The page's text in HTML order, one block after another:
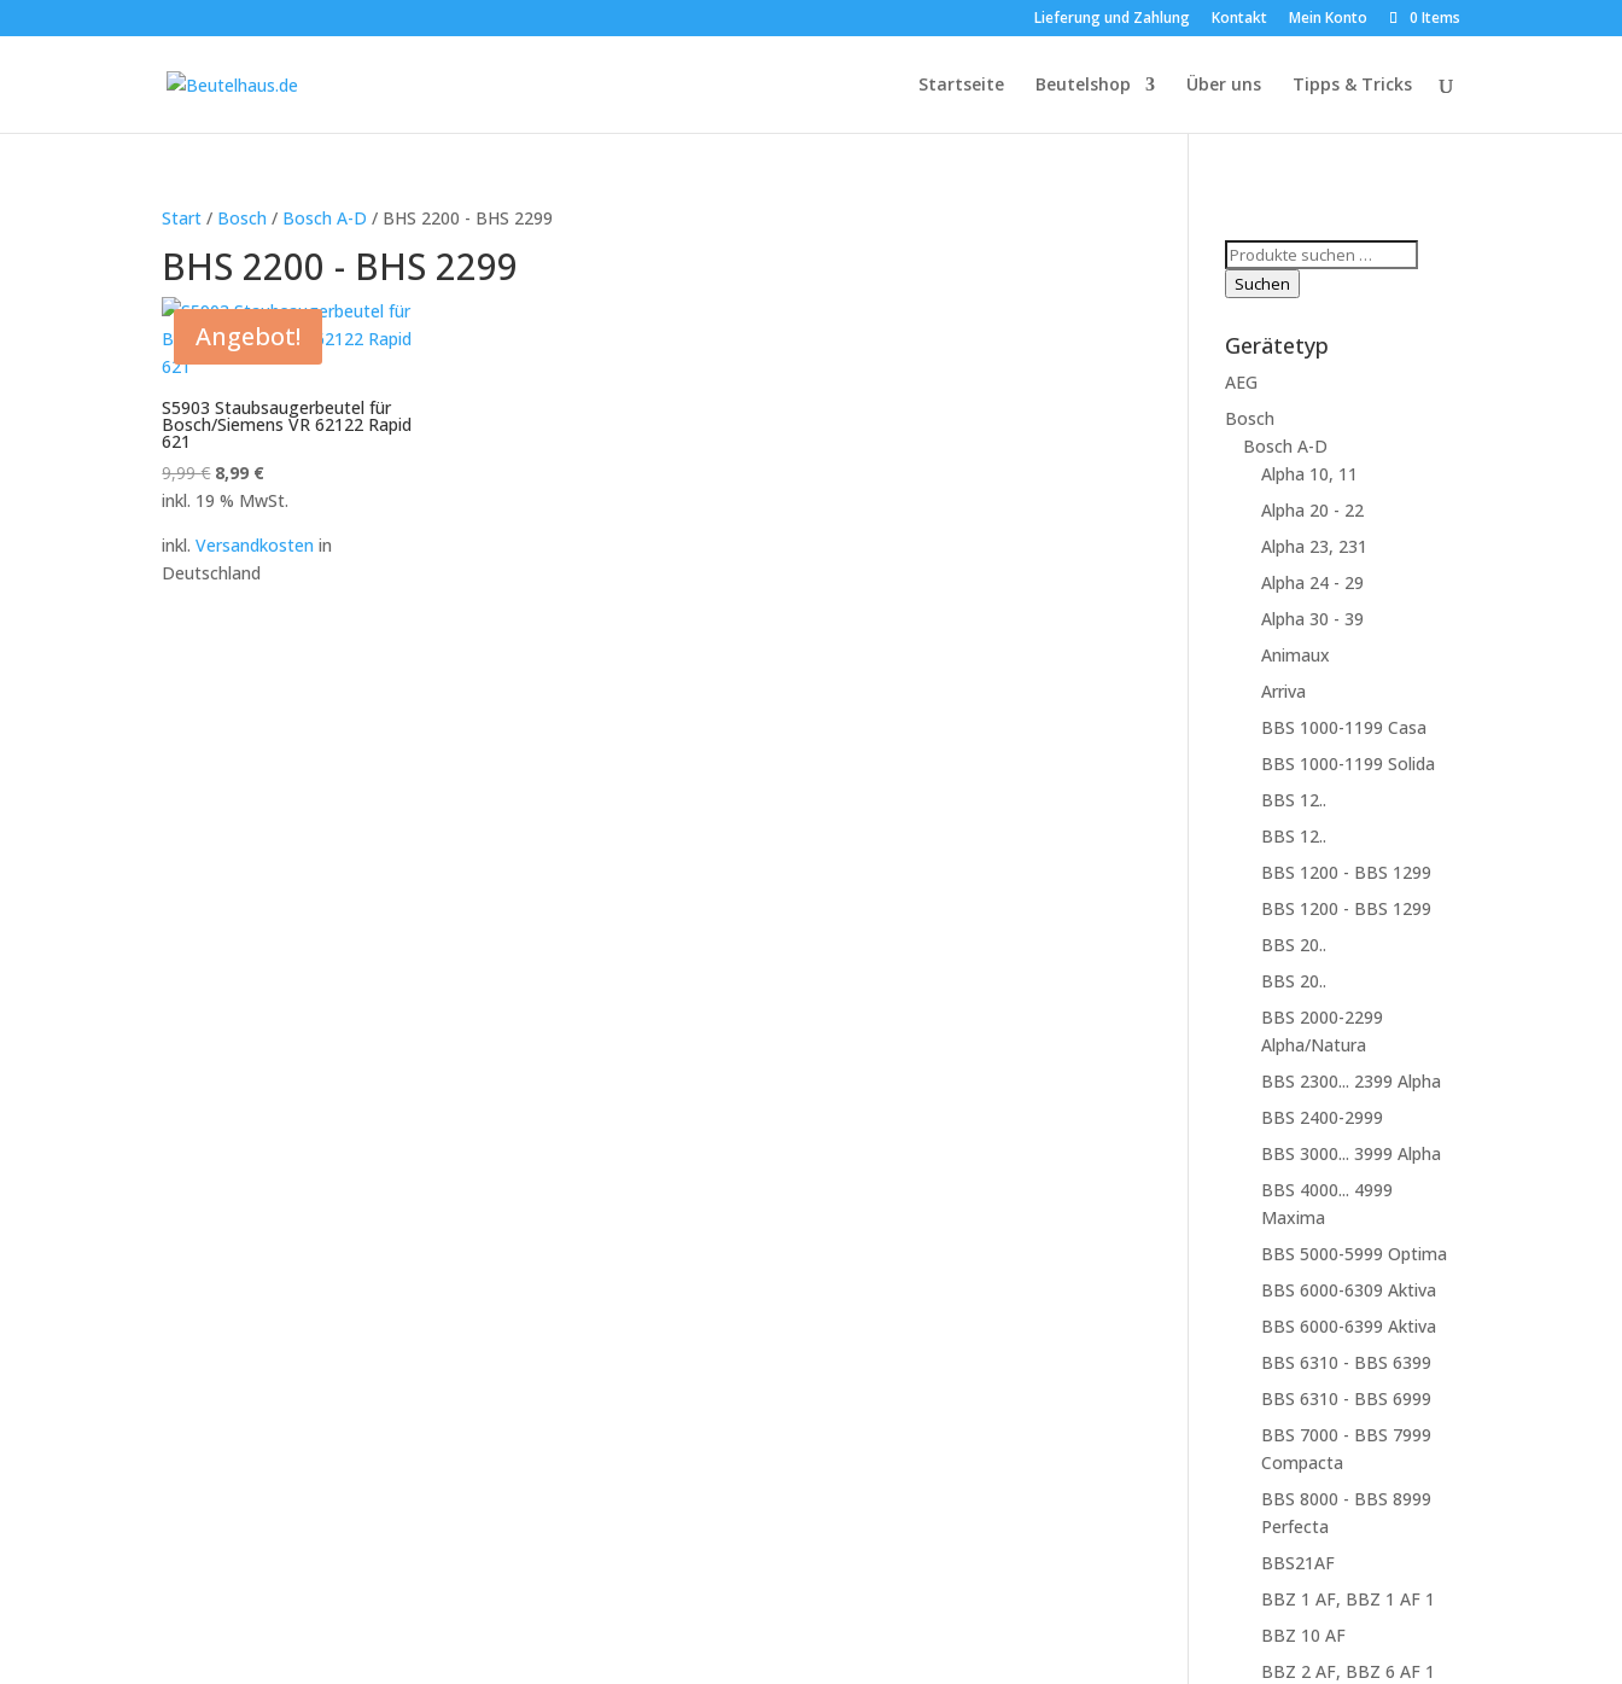
Lieferung und Zahlung Kontakt Mein Konto 0 Items
Startseite Beutelshop Über uns Tipps & Tricks
Start / Bosch / Bosch A-D / BHS 2200 - BHS 2299
BHS 2200 - BHS 2299
Angebot!
S5903 Staubsaugerbeutel für
Bosch/Siemens VR 62122 Rapid
621
9,99€ Ursprünglicher
Preis
9,99 €
8,99 €Aktueller
Preis
8,99 €.
inkl. 19 % MwSt.
inkl.Versandkosten in
Deutschland
Suchen
nach:
Suchen
Gerätetyp
AEG
Bosch
Bosch A-D
Alpha 10, 11
Alpha 20 - 22
Alpha 23, 231
Alpha 24 - 29
Alpha 30 - 39
Animaux
Arriva
BBS 1000-1199 Casa
BBS 1000-1199 Solida
BBS 12..
BBS 12..
BBS 1200 - BBS 1299
BBS 1200 - BBS 1299
BBS 20..
BBS 20..
BBS 2000-2299
Alpha/Natura
BBS 2300... 2399 Alpha
BBS 2400-2999
BBS 3000... 3999 Alpha
BBS 4000... 4999
Maxima
BBS 5000-5999 Optima
BBS 6000-6309 Aktiva
BBS 6000-6399 Aktiva
BBS 6310 - BBS 6399
BBS 6310 - BBS 6999
BBS 7000 - BBS 7999
Compacta
BBS 8000 - BBS 8999
Perfecta
BBS21AF
BBZ 1 AF, BBZ 1 AF 1
BBZ 10 AF
BBZ 2 AF, BBZ 6 AF 1